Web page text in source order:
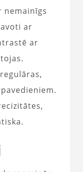
nemainīgs
ar
ar